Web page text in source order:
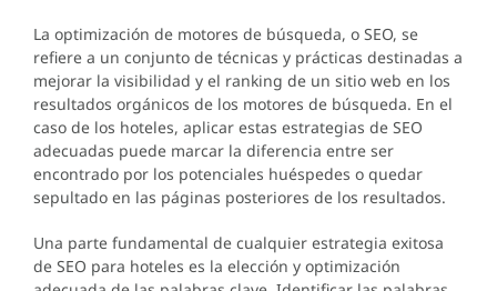
La optimización de motores de búsqueda, o SEO, se
refiere a un conjunto de técnicas y prácticas destinadas a
mejorar la visibilidad y el ranking de un sitio web en los
resultados orgánicos de los motores de búsqueda. En el
caso de los hoteles, aplicar estas estrategias de SEO
adecuadas puede marcar la diferencia entre ser
encontrado por los potenciales huéspedes o quedar
sepultado en las páginas posteriores de los resultados.
Una parte fundamental de cualquier estrategia exitosa
de SEO para hoteles es la elección y optimización